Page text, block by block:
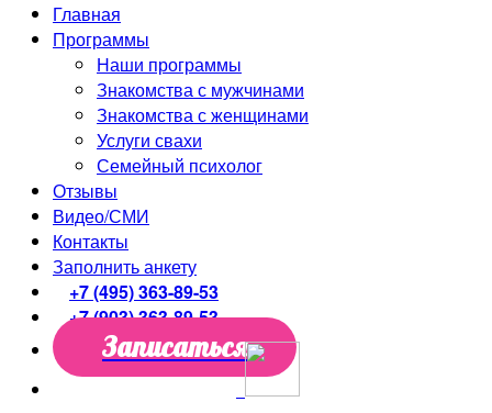
Главная
Программы
Наши программы
Знакомства с мужчинами
Знакомства с женщинами
Услуги свахи
Семейный психолог
Отзывы
Видео/СМИ
Контакты
Заполнить анкету
+7 (495) 363-89-53
+7 (903) 363-89-53
Записаться